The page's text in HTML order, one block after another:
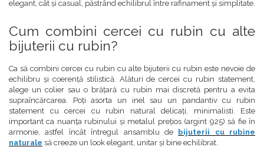
elegant, cât și casual, păstrând echilibrul între rafinament și simplitate.
Cum combini cercei cu rubin cu alte
bijuterii cu rubin?
Ca să combini cercei cu rubin cu alte bijuterii cu rubin este nevoie de
echilibru și coerență stilistică. Alături de cercei cu rubin statement,
alege un colier sau o brățară cu rubin mai discretă pentru a evita
supraîncărcarea. Poți asorta un inel sau un pandantiv cu rubin
statement cu cercei cu rubin natural delicați, minimalisti. Este
important ca nuanța rubinului și metalul prețios (argint 925) să fie în
armonie, astfel încât întregul ansamblu de
bijuterii cu rubine
naturale să creeze un look elegant, unitar și bine echilibrat.